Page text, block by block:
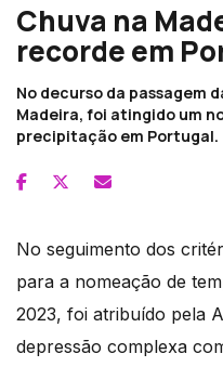
Chuva na
recorde em
No decurso da passagem
Madeira, foi atingido um
precipitação em Portugal.
No seguimento dos
para a nomeação de
2023, foi atribuído pela
depressão complexa